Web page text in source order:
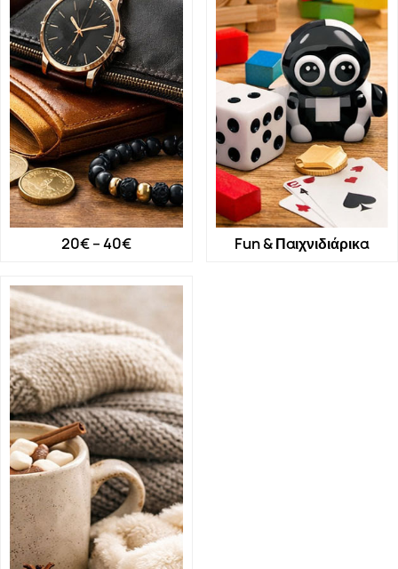
20€ – 40€ Fun & Παιχνιδιάρικα